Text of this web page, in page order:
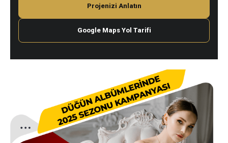
Projenizi Anlatın
Google Maps Yol Tarifi